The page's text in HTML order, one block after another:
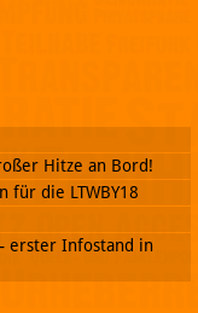
Hitze an Bord!
für die LTWBY18
erster Infostand in